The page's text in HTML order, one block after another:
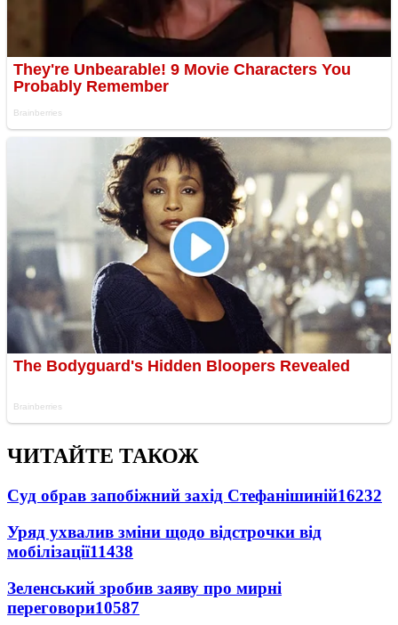
ЧИТАЙТЕ ТАКОЖ
Суд обрав запобіжний захід Стефанішиній16232
Уряд ухвалив зміни щодо відстрочки від
мобілізації11438
Зеленський зробив заяву про мирні
переговори10587